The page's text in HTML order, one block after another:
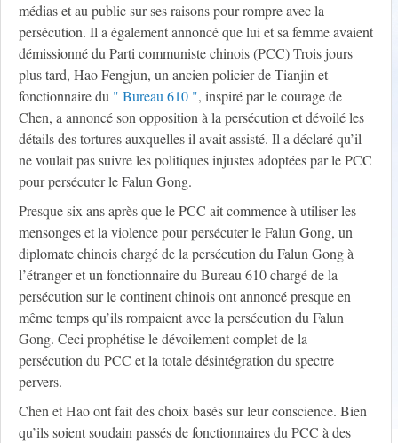
médias et au public sur ses raisons pour rompre avec la
persécution. Il a également annoncé que lui et sa femme avaient
démissionné du Parti communiste chinois (PCC) Trois jours
plus tard, Hao Fengjun, un ancien policier de Tianjin et
fonctionnaire du " Bureau 610 ", inspiré par le courage de
Chen, a annoncé son opposition à la persécution et dévoilé les
détails des tortures auxquelles il avait assisté. Il a déclaré qu’il
ne voulait pas suivre les politiques injustes adoptées par le PCC
pour persécuter le Falun Gong.
Presque six ans après que le PCC ait commence à utiliser les
mensonges et la violence pour persécuter le Falun Gong, un
diplomate chinois chargé de la persécution du Falun Gong à
l’étranger et un fonctionnaire du Bureau 610 chargé de la
persécution sur le continent chinois ont annoncé presque en
même temps qu’ils rompaient avec la persécution du Falun
Gong. Ceci prophétise le dévoilement complet de la
persécution du PCC et la totale désintégration du spectre
pervers.
Chen et Hao ont fait des choix basés sur leur conscience. Bien
qu’ils soient soudain passés de fonctionnaires du PCC à des